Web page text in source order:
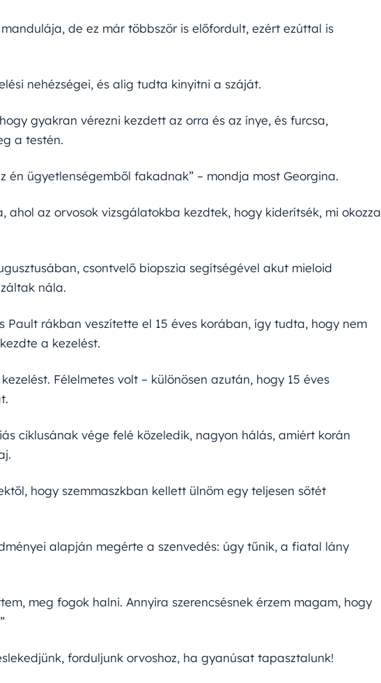
de ez már többször is előfordult, ezért ezúttal is
nehézségei, és alig tudta kinyitni a száját.
gyakran vérezni kezdett az orra és az ínye, és furcsa,
a testén.
én ügyetlenségemből fakadnak” – mondja most Georgina.
ahol az orvosok vizsgálatokba kezdtek, hogy kiderítsék, mi okozza
csontvelő biopszia segítségével akut mieloid
nála.
Pault rákban veszítette el 15 éves korában, így tudta, hogy nem
a kezelést.
Félelmetes volt – különösen azután, hogy 15 éves
ciklusának vége felé közeledik, nagyon hálás, amiért korán
hogy szemmaszkban kellett ülnöm egy teljesen sötét
alapján megérte a szenvedés: úgy tűnik, a fiatal lány
meg fogok halni. Annyira szerencsésnek érzem magam, hogy
forduljunk orvoshoz, ha gyanúsat tapasztalunk!